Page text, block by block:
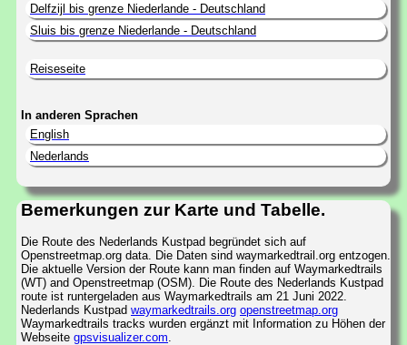
Delfzijl bis grenze Niederlande - Deutschland
Sluis bis grenze Niederlande - Deutschland
Reiseseite
In anderen Sprachen
English
Nederlands
Bemerkungen zur Karte und Tabelle.
Die Route des Nederlands Kustpad begründet sich auf
Openstreetmap.org data. Die Daten sind waymarkedtrail.org entzogen.
Die aktuelle Version der Route kann man finden auf Waymarkedtrails
(WT) and Openstreetmap (OSM). Die Route des Nederlands Kustpad
route ist runtergeladen aus Waymarkedtrails am 21 Juni 2022.
Nederlands Kustpad waymarkedtrails.org openstreetmap.org
Waymarkedtrails tracks wurden ergänzt mit Information zu Höhen der
Webseite gpsvisualizer.com